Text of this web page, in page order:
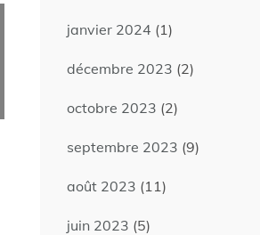
janvier 2024 (1)
décembre 2023 (2)
octobre 2023 (2)
septembre 2023 (9)
août 2023 (11)
juin 2023 (5)